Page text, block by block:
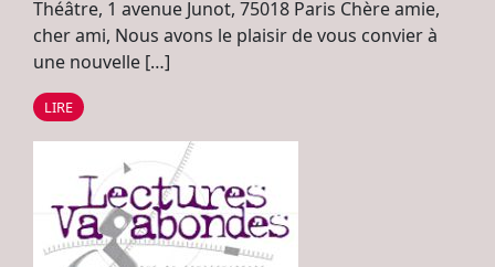
Théâtre, 1 avenue Junot, 75018 Paris Chère amie,
cher ami, Nous avons le plaisir de vous convier à
une nouvelle […]
LIRE